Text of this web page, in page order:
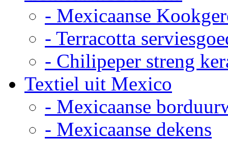
- Mexicaanse
- Terracotta
- Chilipeper streng
Textiel uit Mexico
- Mexicaanse
- Mexicaanse dekens